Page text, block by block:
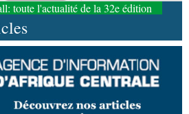
toute l'actualité de la 32e édition